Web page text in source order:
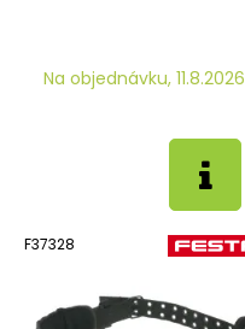
Na objednávku, 11.8.2026
F37328